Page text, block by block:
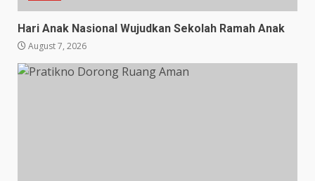
Hari Anak Nasional Wujudkan Sekolah Ramah Anak
August 7, 2026